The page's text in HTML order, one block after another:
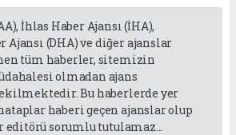
İhlas Haber Ajansı (İHA),
Ajansı (DHA) ve diğer ajanslar
tüm haberler, sitemizin
olmadan ajans
Bu haberlerde yer
haberi geçen ajanslar olup
sorumlu tutulamaz...